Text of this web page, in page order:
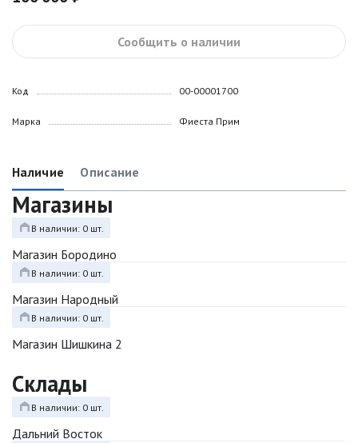
Сообщить о наличии
Код
Марка
00-00001700
Фиеста Прим
Наличие Описание
Магазины
В наличии: 0 шт.
Магазин Бородино
В наличии: 0 шт.
Магазин Народный
В наличии: 0 шт.
Магазин Шишкина 2
Склады
В наличии: 0 шт.
Дальний Восток